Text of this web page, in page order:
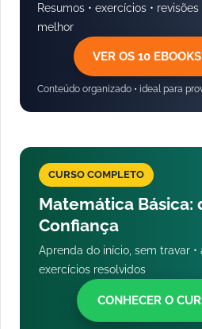
Resumos • exercícios •
melhor
VER OS 10
Conteúdo organizado • ideal para
CURSO COMPLETO
Matemática Básica:
Confiança
Aprenda do início, sem travar •
exercícios resolvidos
CONHECER O